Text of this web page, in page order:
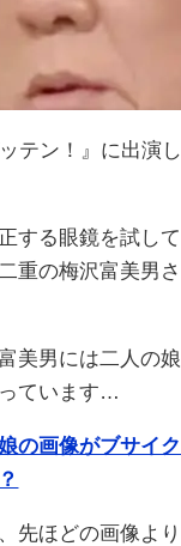
テン！』に出演
する眼鏡を試し
重の梅沢富美男
美男には二人の
ています…
の画像がブサイ
先ほどの画像よ